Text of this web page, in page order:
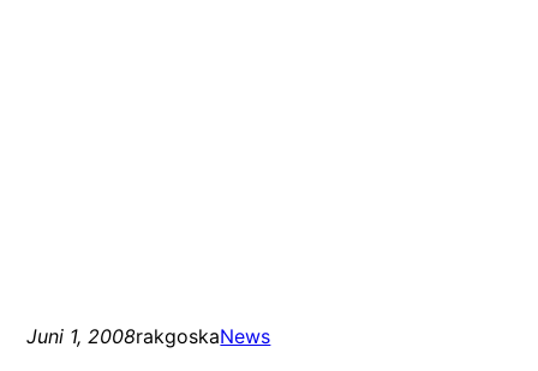
Juni 1, 2008rakgoskaNews